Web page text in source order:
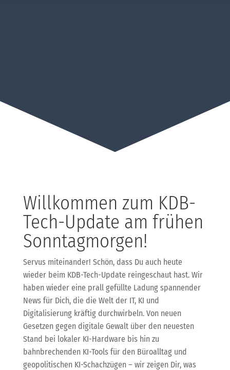
Willkommen zum KDB-
Tech-Update am frühen
Sonntagmorgen!
Servus miteinander! Schön, dass Du auch heute
wieder beim KDB-Tech-Update reingeschaut hast. Wir
haben wieder eine prall gefüllte Ladung spannender
News für Dich, die die Welt der IT, KI und
Digitalisierung kräftig durchwirbeln. Von neuen
Gesetzen gegen digitale Gewalt über den neuesten
Stand bei lokaler KI-Hardware bis hin zu
bahnbrechenden KI-Tools für den Büroalltag und
geopolitischen KI-Schachzügen – wir zeigen Dir, was